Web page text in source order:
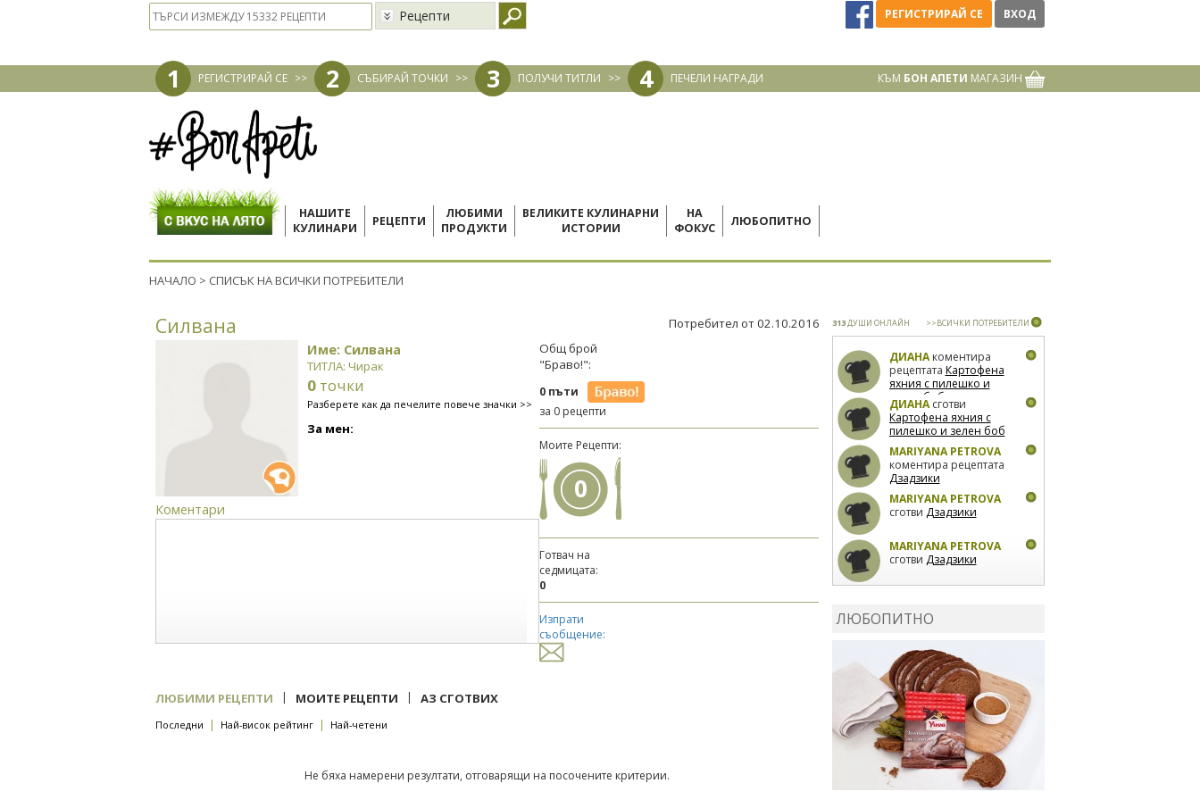
Рецепти РЕГИСТРИРАЙ СЕ ВХОД
1 РЕГИСТРИРАЙ СЕ >> 2 СЪБИРАЙ ТОЧКИ >> 3 ПОЛУЧИ ТИТЛИ >> 4 ПЕЧЕЛИ НАГРАДИ КЪМ БОН АПЕТИ МАГАЗИН
НАШИТЕ
КУЛИНАРИ
РЕЦЕПТИ
ЛЮБИМИ
ПРОДУКТИ
ВЕЛИКИТЕ КУЛИНАРНИ
ИСТОРИИ
НА
ФОКУС
ЛЮБОПИТНО
НАЧАЛО > СПИСЪК НА ВСИЧКИ ПОТРЕБИТЕЛИ
Силвана Потребител от 02.10.2016
Име: Силвана
ТИТЛА: Чирак
0 точки
Разберете как да печелите повече значки >>
За мен:
Коментари
Общ брой
"Браво!":
0 пъти
за 0 рецепти
Моите Рецепти:
0
Готвач на
седмицата:
0
Изпрати
съобщение:
ЛЮБИМИ РЕЦЕПТИ | МОИТЕ РЕЦЕПТИ | АЗ СГОТВИХ
Последни | Най-висок рейтинг | Най-четени
Не бяха намерени резултати, отговарящи на посочените критерии.
313ДУШИ ОНЛАЙН >>ВСИЧКИ ПОТРЕБИТЕЛИ
ДИАНАкоментира
рецептата Картофена
яхния с пилешко и
зелен боб
ДИАНАсготви
Картофена яхния с
пилешко и зелен боб
MARIYANA PETROVA
коментира рецептата
Дзадзики
MARIYANA PETROVA
сготви Дзадзики
MARIYANA PETROVA
сготви Дзадзики
фурна
рецептатаСвински
ребра с печени
картофи
ЛЮБОПИТНО